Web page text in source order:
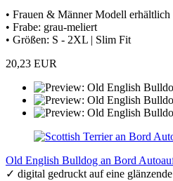
• Frauen & Männer Modell erhältlich
• Frabe: grau-meliert
• Größen: S - 2XL | Slim Fit
20,23 EUR
Old English Bulldog an Bord
✓ digital gedruckt auf eine